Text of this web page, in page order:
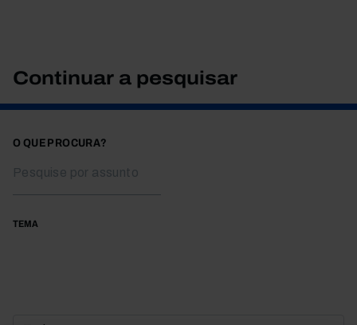
Continuar a pesquisar
O QUE PROCURA?
TEMA